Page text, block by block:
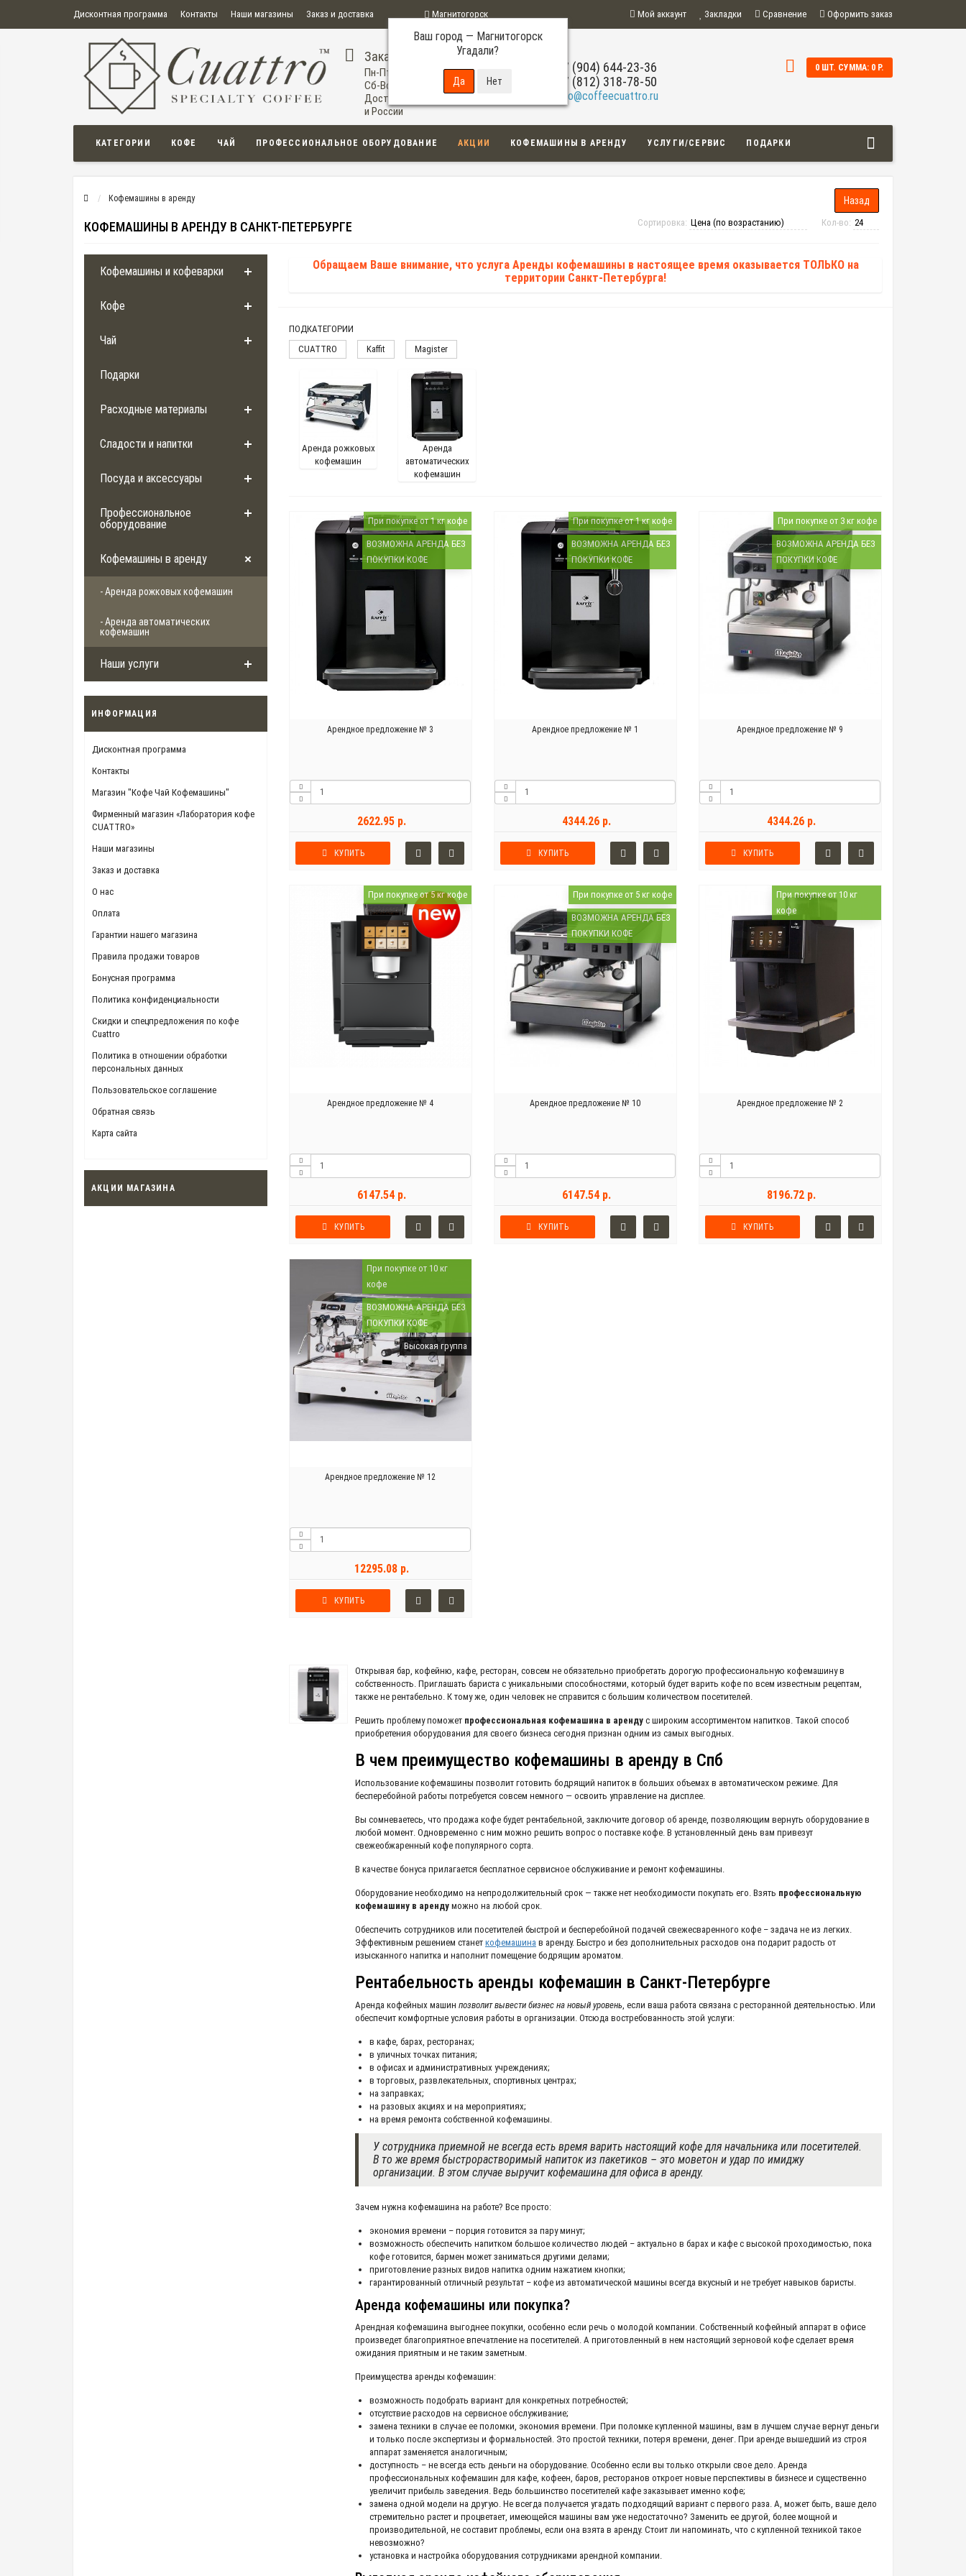
Дисконтная программа Контакты Наши магазины Заказ и доставка
О нас Оплата Правила продажи товаров
Политика конфиденциальности
Политика в отношении обработки персональных данных
Пользовательское соглашение
Магнитогорск
Ваш город — Магнитогорск
Угадали?
Мой аккаунт Закладки Сравнение Оформить заказ
Заказ по телефону
Пн-Пт: 09:00-20:00
Сб-Вс: 11:00-18:00
Доставка по Магнитогорску
и России
+7 (904) 644-23-36
+7 (812) 318-78-50
info@coffeecuattro.ru
0 ШТ. СУММА: 0 Р.
КАТЕГОРИИ КОФЕ ЧАЙ ПРОФЕССИОНАЛЬНОЕ ОБОРУДОВАНИЕ АКЦИИ КОФЕМАШИНЫ В АРЕНДУ УСЛУГИ/СЕРВИС ПОДАРКИ
Кофемашины в аренду
КОФЕМАШИНЫ В АРЕНДУ В САНКТ-ПЕТЕРБУРГЕ Кол-во:
Сортировка:
Кофемашины и кофеварки
Кофе
Чай
Подарки
Расходные материалы
Сладости и напитки
Посуда и аксессуары
Профессиональное
оборудование
Кофемашины в аренду
- Аренда рожковых кофемашин
- Аренда автоматических
кофемашин
Наши услуги
ИНФОРМАЦИЯ
Дисконтная программа
Контакты
Магазин "Кофе Чай Кофемашины"
Фирменный магазин «Лаборатория кофе
CUATTRO»
Наши магазины
Заказ и доставка
О нас
Оплата
Гарантии нашего магазина
Правила продажи товаров
Бонусная программа
Политика конфиденциальности
Скидки и спецпредложения по кофе
Cuattro
Политика в отношении обработки
персональных данных
Пользовательское соглашение
Обратная связь
Карта сайта
АКЦИИ МАГАЗИНА
Обращаем Ваше внимание, что услуга Аренды кофемашины в настоящее время оказывается ТОЛЬКО на
территории Санкт-Петербурга!
ПОДКАТЕГОРИИ
CUATTRO
Kaffit Magister
Аренда рожковых
кофемашин
Аренда
автоматических
кофемашин
При покупке от 1 кг кофе
ВОЗМОЖНА АРЕНДА БЕЗ
ПОКУПКИ КОФЕ
Арендное предложение № 3
2622.95 р.
КУПИТЬ
При покупке от 1 кг кофе
ВОЗМОЖНА АРЕНДА БЕЗ
ПОКУПКИ КОФЕ
Арендное предложение № 1
4344.26 р.
КУПИТЬ
При покупке от 3 кг кофе
ВОЗМОЖНА АРЕНДА БЕЗ
ПОКУПКИ КОФЕ
Арендное предложение № 9
4344.26 р.
КУПИТЬ
При покупке от 5 кг кофе
Арендное предложение № 4
6147.54 р.
КУПИТЬ
При покупке от 5 кг кофе
ВОЗМОЖНА АРЕНДА БЕЗ
ПОКУПКИ КОФЕ
Арендное предложение № 10
6147.54 р.
КУПИТЬ
При покупке от 10 кг
кофе
Арендное предложение № 2
8196.72 р.
КУПИТЬ
При покупке от 10 кг
кофе
ВОЗМОЖНА АРЕНДА БЕЗ
ПОКУПКИ КОФЕ
Высокая группа
Арендное предложение № 12
12295.08 р.
КУПИТЬ
Открывая бар, кофейню, кафе, ресторан, совсем не обязательно приобретать дорогую профессиональную кофемашину в
собственность. Приглашать бариста с уникальными способностями, который будет варить кофе по всем известным рецептам,
также не рентабельно. К тому же, один человек не справится с большим количеством посетителей.
Решить проблему поможет профессиональная кофемашина в аренду с широким ассортиментом напитков. Такой способ
приобретения оборудования для своего бизнеса сегодня признан одним из самых выгодных.
В чем преимущество кофемашины в аренду в Спб
Использование кофемашины позволит готовить бодрящий напиток в больших объемах в автоматическом режиме. Для
бесперебойной работы потребуется совсем немного — освоить управление на дисплее.
Вы сомневаетесь, что продажа кофе будет рентабельной, заключите договор об аренде, позволяющим вернуть оборудование в
любой момент. Одновременно с ним можно решить вопрос о поставке кофе. В установленный день вам привезут
свежеобжаренный кофе популярного сорта.
В качестве бонуса прилагается бесплатное сервисное обслуживание и ремонт кофемашины.
Оборудование необходимо на непродолжительный срок — также нет необходимости покупать его. Взять профессиональную
кофемашину в аренду можно на любой срок.
Обеспечить сотрудников или посетителей быстрой и бесперебойной подачей свежесваренного кофе – задача не из легких.
Эффективным решением станет кофемашина в аренду. Быстро и без дополнительных расходов она подарит радость от
изысканного напитка и наполнит помещение бодрящим ароматом.
Рентабельность аренды кофемашин в Санкт-Петербурге
Аренда кофейных машин позволит вывести бизнес на новый уровень, если ваша работа связана с ресторанной деятельностью. Или
обеспечит комфортные условия работы в организации. Отсюда востребованность этой услуги:
в кафе, барах, ресторанах;
в уличных точках питания;
в офисах и административных учреждениях;
в торговых, развлекательных, спортивных центрах;
на заправках;
на разовых акциях и на мероприятиях;
на время ремонта собственной кофемашины.
У сотрудника приемной не всегда есть время варить настоящий кофе для начальника или посетителей.
В то же время быстрорастворимый напиток из пакетиков – это моветон и удар по имиджу
организации. В этом случае выручит кофемашина для офиса в аренду.
Зачем нужна кофемашина на работе? Все просто:
экономия времени – порция готовится за пару минут;
возможность обеспечить напитком большое количество людей – актуально в барах и кафе с высокой проходимостью, пока
кофе готовится, бармен может заниматься другими делами;
приготовление разных видов напитка одним нажатием кнопки;
гарантированный отличный результат – кофе из автоматической машины всегда вкусный и не требует навыков баристы.
Аренда кофемашины или покупка?
Арендная кофемашина выгоднее покупки, особенно если речь о молодой компании. Собственный кофейный аппарат в офисе
произведет благоприятное впечатление на посетителей. А приготовленный в нем настоящий зерновой кофе сделает время
ожидания приятным и не таким заметным.
Преимущества аренды кофемашин:
возможность подобрать вариант для конкретных потребностей;
отсутствие расходов на сервисное обслуживание;
замена техники в случае ее поломки, экономия времени. При поломке купленной машины, вам в лучшем случае вернут деньги
и только после экспертизы и формальностей. Это простой техники, потеря времени, денег. При аренде вышедший из строя
аппарат заменяется аналогичным;
доступность – не всегда есть деньги на оборудование. Особенно если вы только открыли свое дело. Аренда
профессиональных кофемашин для кафе, кофеен, баров, ресторанов откроет новые перспективы в бизнесе и существенно
увеличит прибыль заведения. Ведь большинство посетителей кафе заказывает именно кофе;
замена одной модели на другую. Не всегда получается угадать подходящий вариант с первого раза. А, может быть, ваше дело
стремительно растет и процветает, имеющейся машины вам уже недостаточно? Заменить ее другой, более мощной и
производительной, не составит проблемы, если она взята в аренду. Стоит ли напоминать, что с купленной техникой такое
невозможно?
установка и настройка оборудования сотрудниками арендной компании.